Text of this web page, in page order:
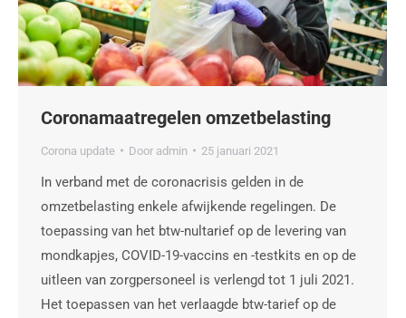
Coronamaatregelen omzetbelasting
Corona update Door admin 25 januari 2021
In verband met de coronacrisis gelden in de
omzetbelasting enkele afwijkende regelingen. De
toepassing van het btw-nultarief op de levering van
mondkapjes, COVID-19-vaccins en -testkits en op de
uitleen van zorgpersoneel is verlengd tot 1 juli 2021.
Het toepassen van het verlaagde btw-tarief op de